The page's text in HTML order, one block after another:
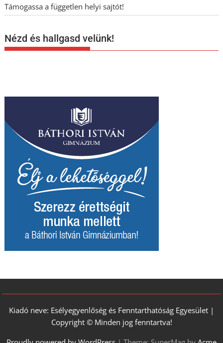
Támogassa a független helyi sajtót!
Nézd és hallgasd velünk!
Kiadó neve: Esélyegyenlőség és Fenntarthatóság Egyesület |
Copyright © Minden jog fenntartva!